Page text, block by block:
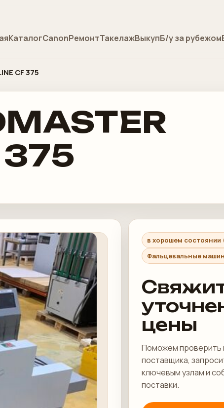
КаталогCanonРемонтТакелажВыкупБ/у за рубежом
CF 375
375
в хорошем состоянии
Фальцевальные
цены
Поможем проверить
поставщика,
ключевым узлам и
поставки.